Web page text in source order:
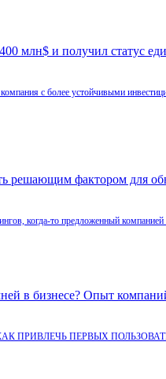
млн$ и получил статус
с более устойчивыми
решающим фактором для
когда-то предложенный
в бизнесе? Опыт
- КАК ПРИВЛЕЧЬ ПЕРВЫХ